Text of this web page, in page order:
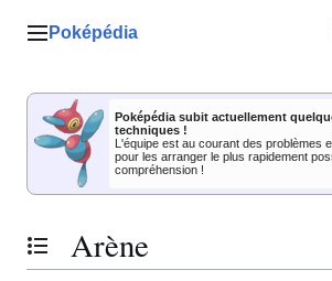
Menu principal
Poképédia
Poképédia subit actuellement
techniques !
L'équipe est au courant des problèmes
pour les arranger le plus rapidement
compréhension !
Basculer la table des matières
Arène